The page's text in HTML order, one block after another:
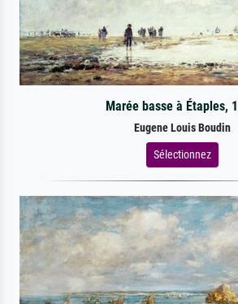
Marée basse à Étaples,
Eugene Louis Boudin
Sélectionnez